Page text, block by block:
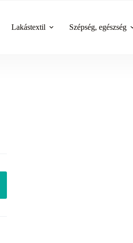
Lakástextil Szépség, egészség